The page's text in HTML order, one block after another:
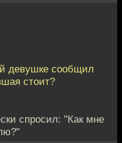
девушке сообщил
стоит?
спросил: "Как мне